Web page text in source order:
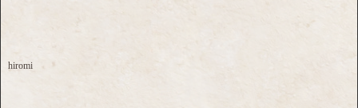
hiromi